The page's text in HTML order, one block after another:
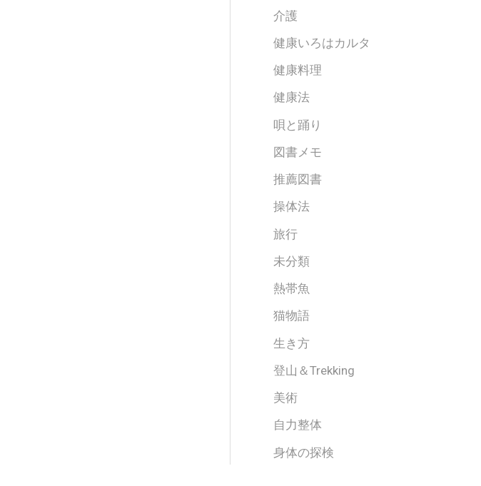
介護
健康いろはカルタ
健康料理
健康法
唄と踊り
図書メモ
推薦図書
操体法
旅行
未分類
熱帯魚
猫物語
生き方
登山＆Trekking
美術
自力整体
身体の探検